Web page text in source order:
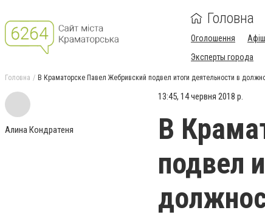
Головна
Оголошення
Эксперты города
Головна В Краматорске Павел Жебривский подвел итоги деятельности в
Алина Кондратеня
13:45, 14 червня 2018 р.
В
подвел